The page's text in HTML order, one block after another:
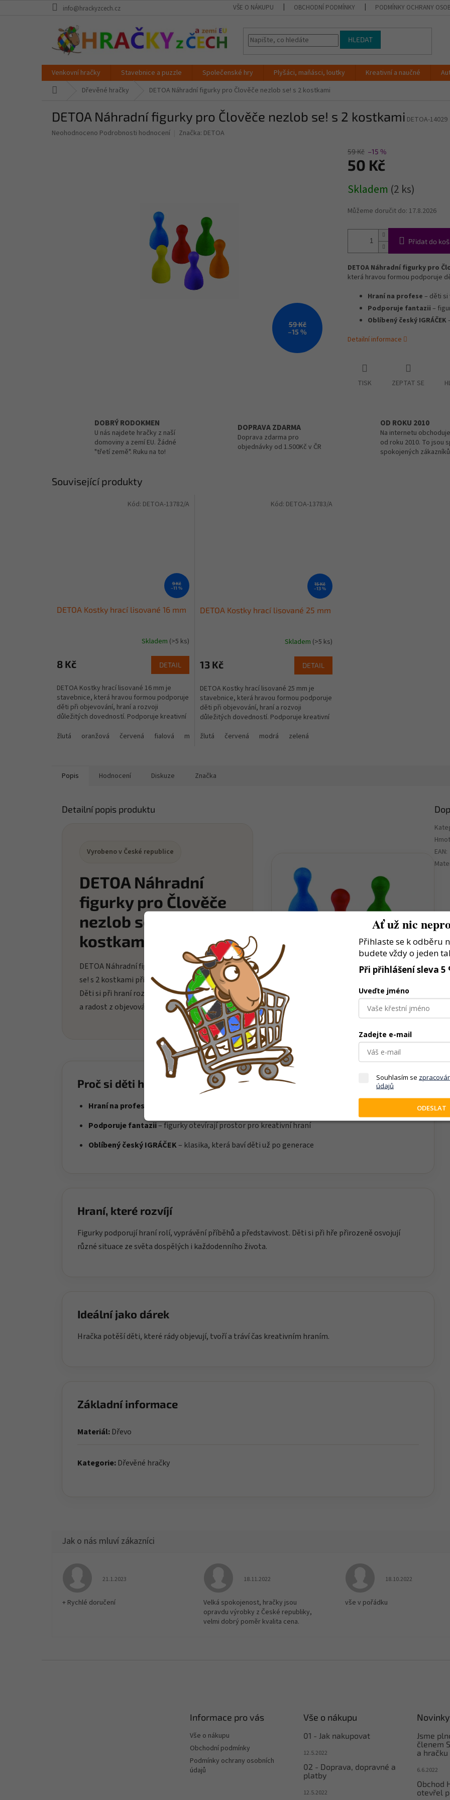
info@hrackyzcech.cz VŠE O NÁKUPU OBCHODNÍ PODMÍNKY PODMÍNKY OCHRANY
HLEDAT
Venkovní hračky Stavebnice a puzzle Společenské hry Plyšáci, maňásci, loutky Kreativní a naučné
Dřevěné hračky DETOA Náhradní figurky pro Člověče nezlob se! s 2 kostkami
DETOA Náhradní figurky pro Člověče nezlob se! s 2 kostkami DETOA-14029
Průměrné
Neohodnoceno Podrobnosti hodnocení Značka: DETOA
59 Kč
–15 %
59 Kč –15 %
50 Kč
cena:
Skladem (2 ks)
Můžeme doručit do: 17.8.2026
Přidat do
DETOA Náhradní figurky pro
která hravou formou podporuje
Hraní na profese – děti
Podporuje fantazii –
Oblíbený český IGRÁČEK
Detailní informace
TISK ZEPTAT SE
DOBRÝ RODOKMEN
U nás najdete hračky z naší
domoviny a zemí EU. Žádné
"třetí země". Ruku na to!
DOPRAVA ZDARMA
Doprava zdarma pro
objednávky od 1.500Kč v ČR
OD ROKU 2010
Na internetu
od roku 2010. To jsou
spokojených
Související produkty
9 Kč
–11 %
DETOA Kostky hrací lisované 16 mm
Skladem (>5 ks)
8 Kč DETAIL
DETOA Kostky hrací lisované 16 mm je
stavebnice, která hravou formou podporuje
děti při objevování, hraní a rozvoji
důležitých dovedností. Podporuje kreativní
žlutá
oranžová červená fialová modrá zelená
Kód: DETOA-13782/A
15 Kč
–13 %
DETOA Kostky hrací lisované 25 mm
Skladem (>5 ks)
13 Kč DETAIL
DETOA Kostky hrací lisované 25 mm je
stavebnice, která hravou formou podporuje
děti při objevování, hraní a rozvoji
důležitých dovedností. Podporuje kreativní
žlutá
červená modrá zelená
Kód: DETOA-13783/A
Popis Hodnocení Diskuze Značka
Detailní popis produktu
Vyrobeno v České republice
DETOA Náhradní
figurky pro Člověče
nezlob se! s 2
kostkami
DETOA Náhradní figurky pro Člověče nezlob
se! s 2 kostkami přináší dětem zábavné hraní.
Děti si při hraní rozvíjejí fantazii, soustředění
a radost z objevování nových možností hry.
Proč si děti hračku oblíbí?
Hraní na profese
Podporuje fantazii– figurky otevírají prostor pro kreativní hraní
Oblíbený český IGRÁČEK– klasika, která baví děti už po generace
Hraní, které rozvíjí
Figurky podporují hraní rolí, vyprávění příběhů a představivost. Děti si při hře přirozeně osvojují
různé situace ze světa dospělých i každodenního života.
Ideální jako dárek
Hračka potěší děti, které rády objevují, tvoří a tráví čas kreativním hraním.
Základní informace
Materiál: Dřevo
Kategorie: Dřevěné hračky
EAN:
Hodnocení obchodu je 5 z 5 hvězdiček.
21.1.2023
+ Rychlé doručení
Hodnocení obchodu je 5 z 5 hvězdiček.
18.11.2022
Velká spokojenost, hračky jsou
opravdu výrobky z České republiky,
velmi dobrý poměr kvalita cena.
Hodnocení obchodu
18.10.2022
vše v pořádku
Informace pro vás
Vše o nákupu
Obchodní podmínky
Podmínky ochrany osobních
údajů
Vše o nákupu
01 - Jak nakupovat
12.5.2022
02 - Doprava, dopravné a
platby
12.5.2022
Novinky
Jsme
členem
a hračku
6.6.2022
Obchod
otevřel
Ať už nic
Přihlaste se k odběru
budete vždy o jeden
Při přihlášení sleva 5
Uveďte jméno
Zadejte e-mail
Souhlasím se
údajů
ODESLAT